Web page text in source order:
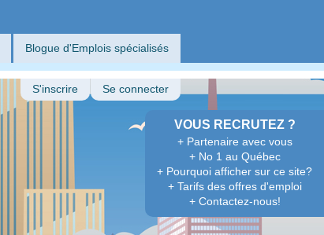
Blogue d'Emplois spécialisés
VOUS RECRUTEZ ?
+ Partenaire avec vous
+ No 1 au Québec
+ Pourquoi afficher sur ce site?
+ Tarifs des offres d'emploi
+ Contactez-nous!
S'inscrire Se connecter